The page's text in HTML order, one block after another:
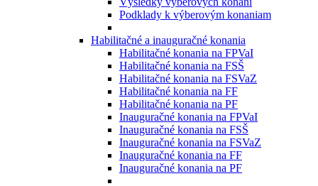
Podklady k výberovým konaniam
Habilitačné a inauguračné konania
Habilitačné konania na FPVaI
Habilitačné konania na FSŠ
Habilitačné konania na FSVaZ
Habilitačné konania na FF
Habilitačné konania na PF
Inauguračné konania na FPVaI
Inauguračné konania na FSŠ
Inauguračné konania na FSVaZ
Inauguračné konania na FF
Inauguračné konania na PF